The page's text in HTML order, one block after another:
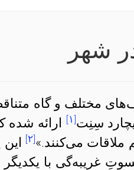
شهر
مختلف و گاه
سِنِت[۱] ارائه شده
ملاقات می‌کنند.»[۲]
غریبه‌گی با یکدیگر